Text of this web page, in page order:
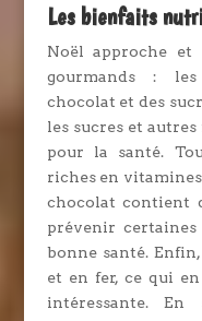
Les bienfaits
Noël approche
gourmands :
chocolat et des
les sucres et
pour la santé.
riches en
chocolat contient
prévenir
bonne santé.
et en fer, ce qui
intéressante.